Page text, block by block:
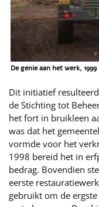
De genie aan het werk,
Dit initiatief
de Stichting tot
het fort in bruikleen
was dat het
vormde voor het
1998 bereid het in
bedrag. Bovendien
eerste
gebruikt om de